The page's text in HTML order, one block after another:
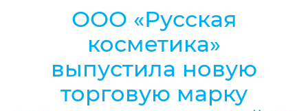
ООО «Русская
косметика»
выпустила новую
торговую марку